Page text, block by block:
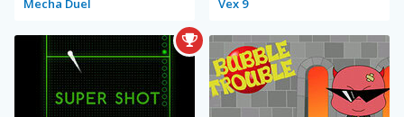
Mecha Duel Vex 9